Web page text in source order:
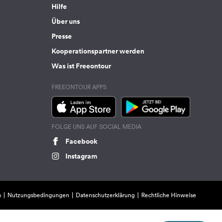
Hilfe
Über uns
Presse
Kooperationspartner werden
Was ist Freeontour
FREEONTOUR APPS
FOLGE UNS AUF SOCIAL MEDIA
Facebook
Instagram
Nutzungsbedingungen Datenschutzerklärung Rechtliche Hinweise